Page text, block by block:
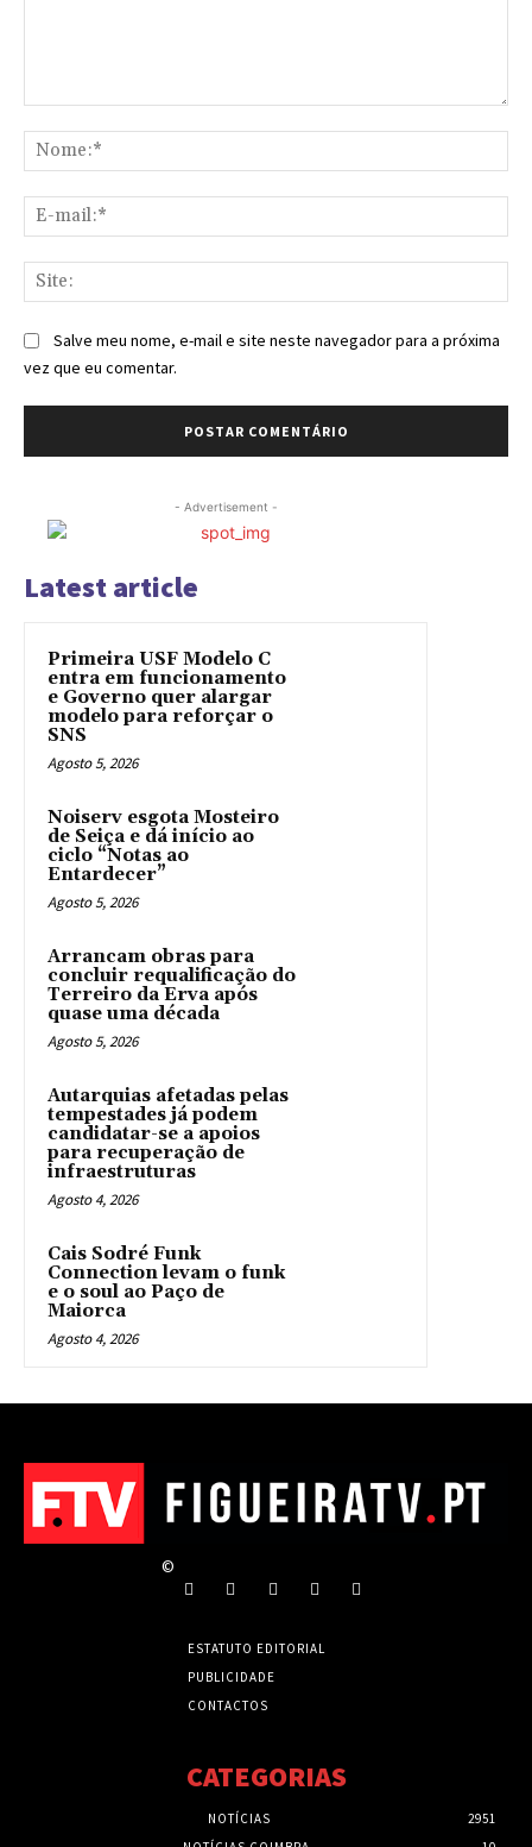
Salve meu nome, e-mail e site neste navegador para a próxima
vez que eu comentar.
- Advertisement -
Latest article
Primeira USF Modelo C
entra em funcionamento
e Governo quer alargar
modelo para reforçar o
SNS
Agosto 5, 2026
Noiserv esgota Mosteiro
de Seiça e dá início ao
ciclo “Notas ao
Entardecer”
Agosto 5, 2026
Arrancam obras para
concluir requalificação do
Terreiro da Erva após
quase uma década
Agosto 5, 2026
Autarquias afetadas pelas
tempestades já podem
candidatar-se a apoios
para recuperação de
infraestruturas
Agosto 4, 2026
Cais Sodré Funk
Connection levam o funk
e o soul ao Paço de
Maiorca
Agosto 4, 2026
©
ESTATUTO EDITORIAL
PUBLICIDADE
CONTACTOS
CATEGORIAS
NOTÍCIAS
2951